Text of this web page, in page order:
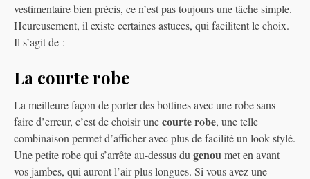
vestimentaire bien précis, ce n’est pas toujours une tâche simple.
Heureusement, il existe certaines astuces, qui facilitent le choix.
Il s’agit de :
La courte robe
La meilleure façon de porter des bottines avec une robe sans
faire d’erreur, c’est de choisir unecourte robe, une telle
combinaison permet d’afficher avec plus de facilité un look stylé.
Une petite robe qui s’arrête au-dessus du genou met en avant
vos jambes, qui auront l’air plus longues. Si vous avez une